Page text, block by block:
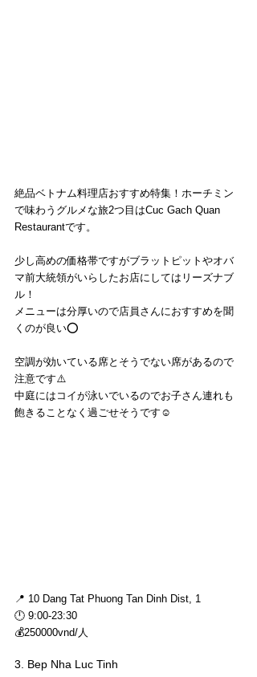
絶品ベトナム料理店おすすめ特集！ホーチミン
で味わうグルメな旅2つ目はCuc Gach Quan
Restaurantです。
少し高めの価格帯ですがブラットピットやオバ
マ前大統領がいらしたお店にしてはリーズナブ
ル！
メニューは分厚いので店員さんにおすすめを聞
くのが良い⭕️
空調が効いている席とそうでない席があるので
注意です⚠️
中庭にはコイが泳いでいるのでお子さん連れも
飽きることなく過ごせそうです☺️
📍 10 Dang Tat Phuong Tan Dinh Dist, 1
🕛 9:00-23:30
💰250000vnd/人
3. Bep Nha Luc Tinh